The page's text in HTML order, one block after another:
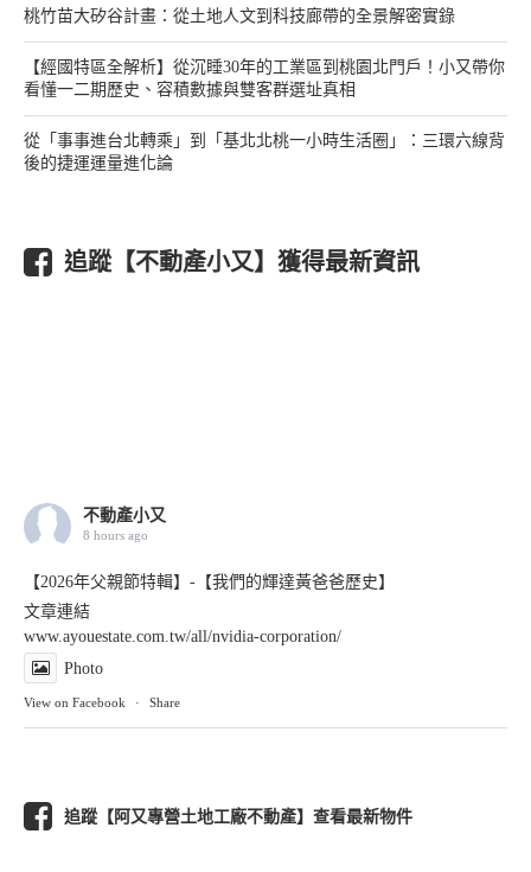
桃竹苗大矽谷計畫：從土地人文到科技廊帶的全景解密實錄
【經國特區全解析】從沉睡30年的工業區到桃園北門戶！小又帶你
看懂一二期歷史、容積數據與雙客群選址真相
從「事事進台北轉乘」到「基北北桃一小時生活圈」：三環六線背
後的捷運運量進化論
追蹤【不動產小又】獲得最新資訊
不動產小又
8 hours ago
【2026年父親節特輯】-【我們的輝達黃爸爸歷史】
文章連結
www.ayouestate.com.tw/all/nvidia-corporation/
Photo
View on Facebook · Share
追蹤【阿又專營土地工廠不動產】查看最新物件